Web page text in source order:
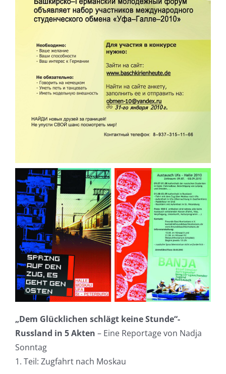
„Dem Glücklichen schlägt keine Stunde“-
Russland in 5 Akten – Eine Reportage von Nadja
Sonntag
1. Teil: Zugfahrt nach Moskau